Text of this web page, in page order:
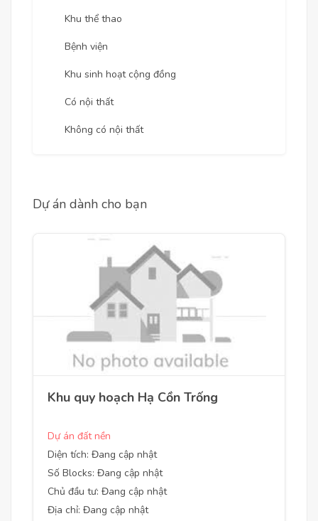
Khu thể thao
Bệnh viện
Khu sinh hoạt cộng đồng
Có nội thất
Không có nội thất
Dự án dành cho bạn
Khu quy hoạch Hạ Cồn Trống
Dự án đất nền
Diện tích: Đang cập nhật
Số Blocks: Đang cập nhật
Chủ đầu tư: Đang cập nhật
Địa chỉ: Đang cập nhật